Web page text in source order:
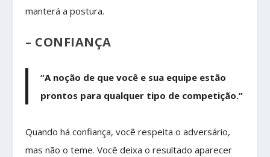
manterá a postura.
– CONFIANÇA
“A noção de que você e sua equipe estão
prontos para qualquer tipo de competição.”
Quando há confiança, você respeita o adversário,
mas não o teme. Você deixa o resultado aparecer